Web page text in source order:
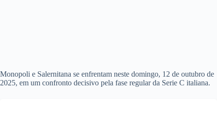
Monopoli e Salernitana se enfrentam neste domingo, 12 de outubro de
2025, em um confronto decisivo pela fase regular da Serie C italiana.